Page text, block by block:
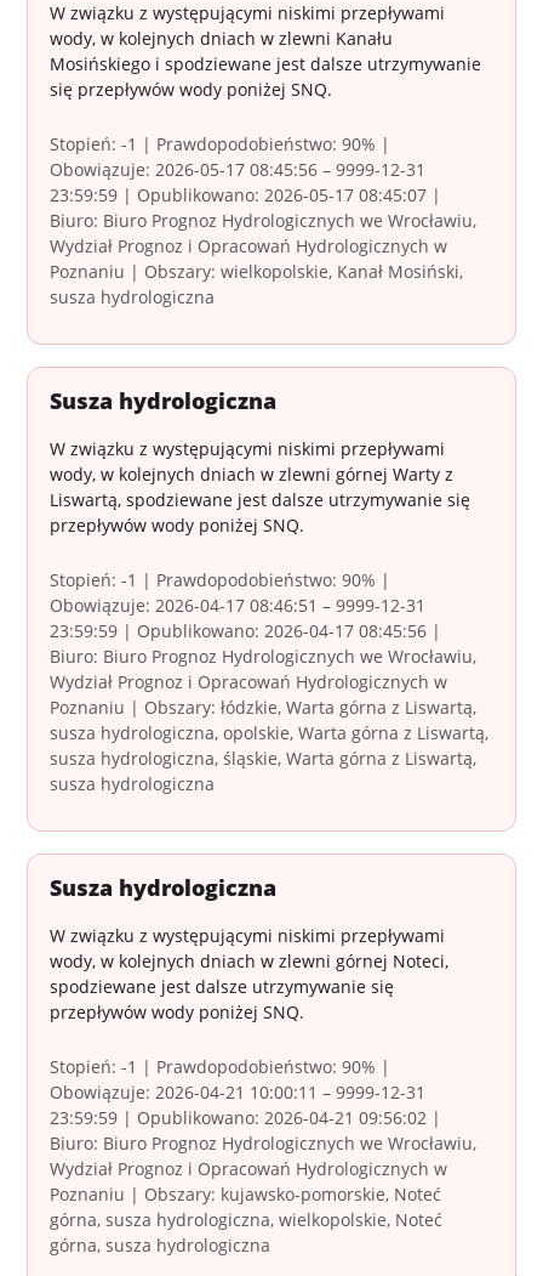
W związku z występującymi niskimi przepływami
wody, w kolejnych dniach w zlewni Kanału
Mosińskiego i spodziewane jest dalsze utrzymywanie
się przepływów wody poniżej SNQ.
Stopień: -1 | Prawdopodobieństwo: 90% |
Obowiązuje: 2026-05-17 08:45:56 – 9999-12-31
23:59:59 | Opublikowano: 2026-05-17 08:45:07 |
Biuro: Biuro Prognoz Hydrologicznych we Wrocławiu,
Wydział Prognoz i Opracowań Hydrologicznych w
Poznaniu | Obszary: wielkopolskie, Kanał Mosiński,
susza hydrologiczna
Susza hydrologiczna
W związku z występującymi niskimi przepływami
wody, w kolejnych dniach w zlewni górnej Warty z
Liswartą, spodziewane jest dalsze utrzymywanie się
przepływów wody poniżej SNQ.
Stopień: -1 | Prawdopodobieństwo: 90% |
Obowiązuje: 2026-04-17 08:46:51 – 9999-12-31
23:59:59 | Opublikowano: 2026-04-17 08:45:56 |
Biuro: Biuro Prognoz Hydrologicznych we Wrocławiu,
Wydział Prognoz i Opracowań Hydrologicznych w
Poznaniu | Obszary: łódzkie, Warta górna z Liswartą,
susza hydrologiczna, opolskie, Warta górna z Liswartą,
susza hydrologiczna, śląskie, Warta górna z Liswartą,
susza hydrologiczna
Susza hydrologiczna
W związku z występującymi niskimi przepływami
wody, w kolejnych dniach w zlewni górnej Noteci,
spodziewane jest dalsze utrzymywanie się
przepływów wody poniżej SNQ.
Stopień: -1 | Prawdopodobieństwo: 90% |
Obowiązuje: 2026-04-21 10:00:11 – 9999-12-31
23:59:59 | Opublikowano: 2026-04-21 09:56:02 |
Biuro: Biuro Prognoz Hydrologicznych we Wrocławiu,
Wydział Prognoz i Opracowań Hydrologicznych w
Poznaniu | Obszary: kujawsko-pomorskie, Noteć
górna, susza hydrologiczna, wielkopolskie, Noteć
górna, susza hydrologiczna